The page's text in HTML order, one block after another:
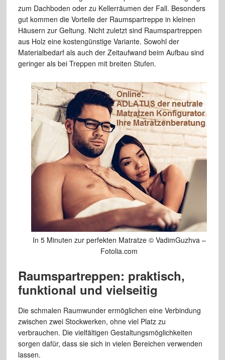
zum Dachboden oder zu Kellerräumen der Fall. Besonders
gut kommen die Vorteile der Raumspartreppe in kleinen
Häusern zur Geltung. Nicht zuletzt sind Raumspartreppen
aus Holz eine kostengünstige Variante. Sowohl der
Materialbedarf als auch der Zeitaufwand beim Aufbau sind
geringer als bei Treppen mit breiten Stufen.
In 5 Minuten zur perfekten Matratze © VadimGuzhva –
Fotolia.com
Raumspartreppen: praktisch,
funktional und vielseitig
Die schmalen Raumwunder ermöglichen eine Verbindung
zwischen zwei Stockwerken, ohne viel Platz zu
verbrauchen. Die vielfältigen Gestaltungsmöglichkeiten
sorgen dafür, dass sie sich in vielen Bereichen verwenden
lassen.